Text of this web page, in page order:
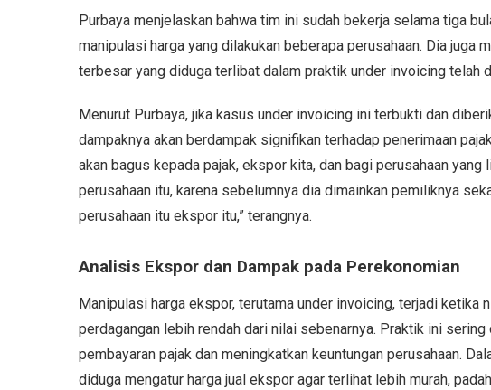
Purbaya menjelaskan bahwa tim ini sudah bekerja selama tiga
manipulasi harga yang dilakukan beberapa perusahaan. Dia juga
terbesar yang diduga terlibat dalam praktik under invoicing telah
Menurut Purbaya, jika kasus under invoicing ini terbukti dan
dampaknya akan berdampak signifikan terhadap penerimaan
akan bagus kepada pajak, ekspor kita, dan bagi perusahaan
perusahaan itu, karena sebelumnya dia dimainkan pemiliknya
perusahaan itu ekspor itu,” terangnya.
Analisis Ekspor dan Dampak pada Perekonomian
Manipulasi harga ekspor, terutama under invoicing, terjadi ketika
perdagangan lebih rendah dari nilai sebenarnya. Praktik ini
pembayaran pajak dan meningkatkan keuntungan perusahaan.
diduga mengatur harga jual ekspor agar terlihat lebih murah,